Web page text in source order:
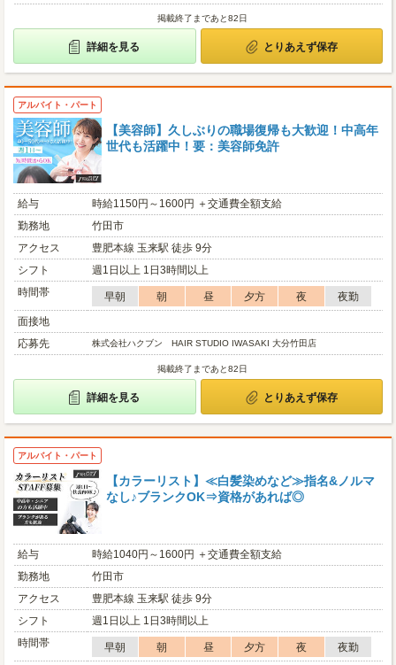
掲載終了まであと82日
詳細を見る とりあえず保存
アルバイト・パート
【美容師】久しぶりの職場復帰も大歓迎！中高年
世代も活躍中！要：美容師免許
給与
時給1150円～1600円 ＋交通費全額支給
勤務地
竹田市
アクセス
豊肥本線 玉来駅 徒歩 9分
シフト
週1日以上 1日3時間以上
時間帯
早朝 朝 昼 夕方 夜
夜勤
面接地
応募先
株式会社ハクブン HAIR STUDIO IWASAKI 大分竹田店
掲載終了まであと82日
詳細を見る とりあえず保存
アルバイト・パート
【カラーリスト】≪白髪染めなど≫指名&ノルマ
なし♪ブランクOK⇒資格があれば◎
給与
時給1040円～1600円 ＋交通費全額支給
勤務地
竹田市
アクセス
豊肥本線 玉来駅 徒歩 9分
シフト
週1日以上 1日3時間以上
時間帯
早朝 朝 昼 夕方 夜
夜勤